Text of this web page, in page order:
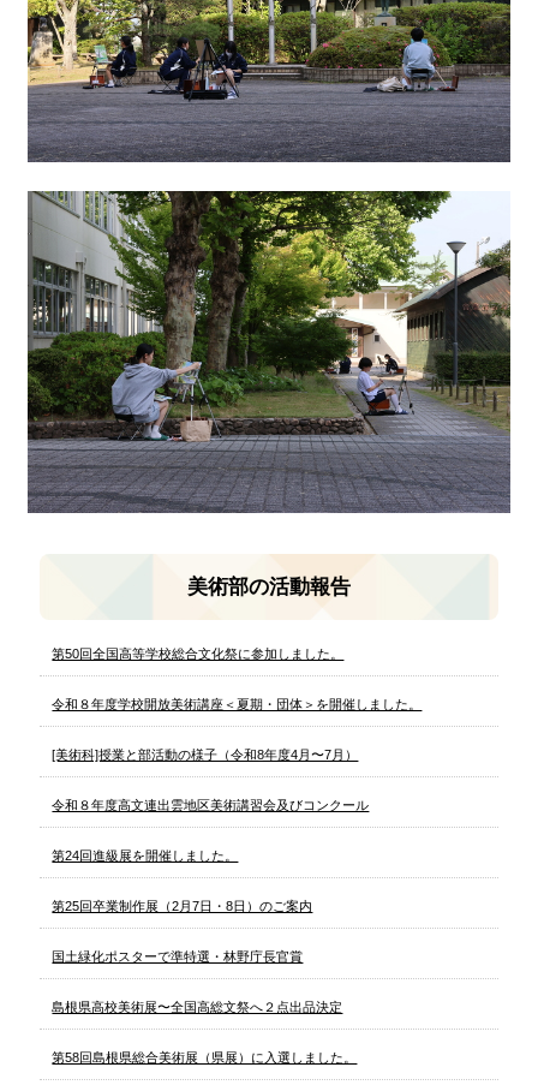
美術部の活動報告
第50回全国高等学校総合文化祭に参加しました。
令和８年度学校開放美術講座＜夏期・団体＞を開催しました。
[美術科]授業と部活動の様子（令和8年度4月〜7月）
令和８年度高文連出雲地区美術講習会及びコンクール
第24回進級展を開催しました。
第25回卒業制作展（2月7日・8日）のご案内
国土緑化ポスターで準特選・林野庁長官賞
島根県高校美術展〜全国高総文祭へ２点出品決定
第58回島根県総合美術展（県展）に入選しました。